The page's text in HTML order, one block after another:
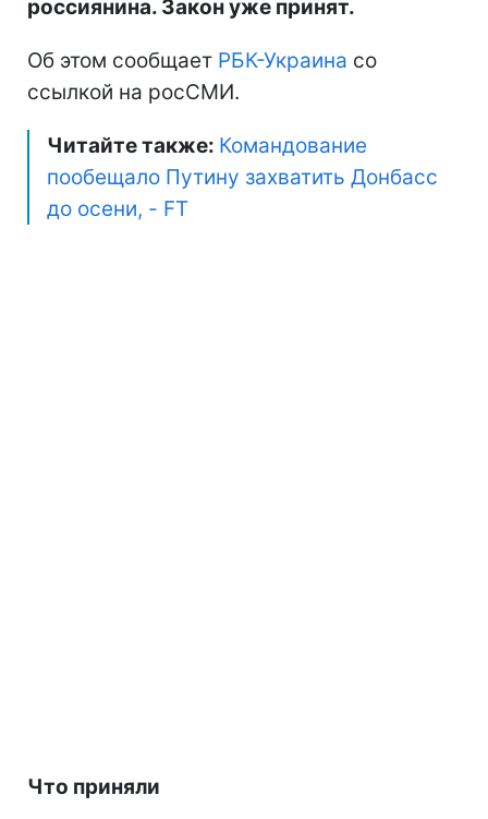
россиянина. Закон уже принят.
Об этом сообщает РБК-Украина со
ссылкой на росСМИ.
Читайте также: Командование
пообещало Путину захватить Донбасс
до осени, - FT
Что приняли